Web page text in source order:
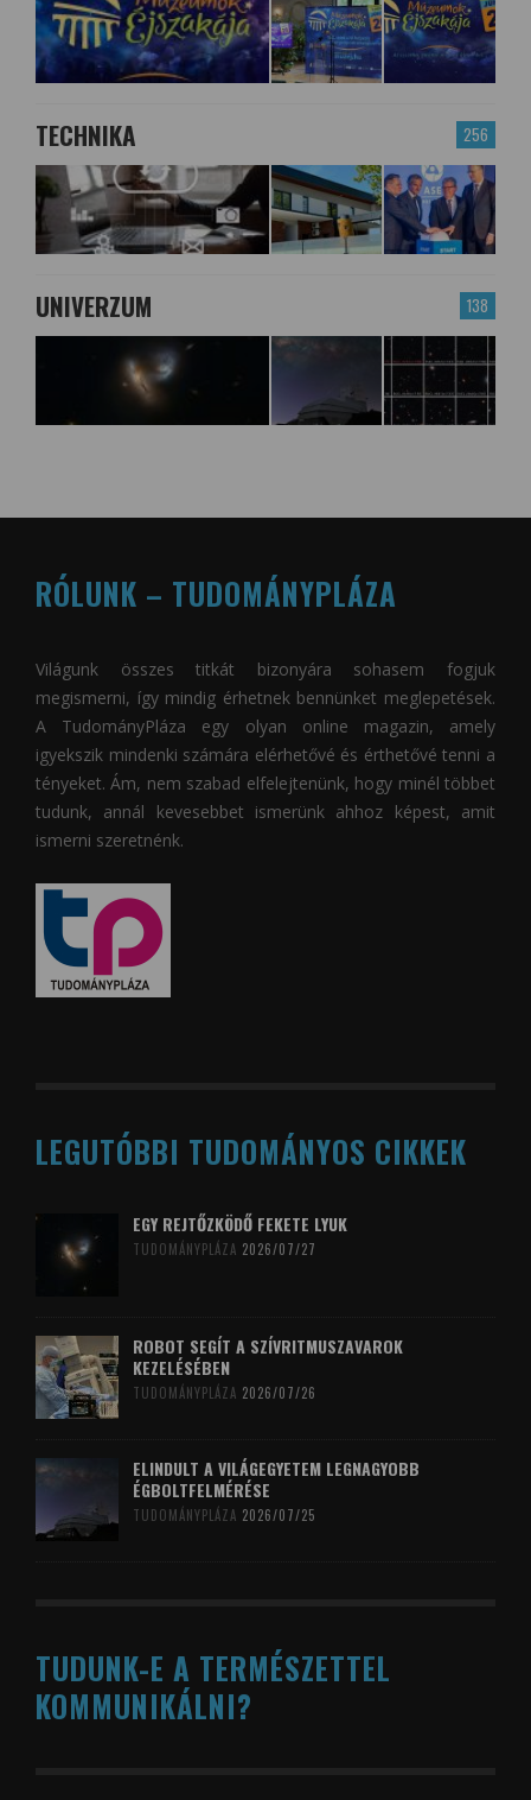
256
TECHNIKA
138
UNIVERZUM
RÓLUNK – TUDOMÁNYPLÁZA
Világunk összes titkát bizonyára sohasem fogjuk
megismerni, így mindig érhetnek bennünket meglepetések.
A TudományPláza egy olyan online magazin, amely
igyekszik mindenki számára elérhetővé és érthetővé tenni a
tényeket. Ám, nem szabad elfelejtenünk, hogy minél többet
tudunk, annál kevesebbet ismerünk ahhoz képest, amit
ismerni szeretnénk.
LEGUTÓBBI TUDOMÁNYOS CIKKEK
EGY REJTŐZKÖDŐ FEKETE LYUK
TUDOMÁNYPLÁZA 2026/07/27
ROBOT SEGÍT A SZÍVRITMUSZAVAROK
KEZELÉSÉBEN
TUDOMÁNYPLÁZA 2026/07/26
ELINDULT A VILÁGEGYETEM LEGNAGYOBB
ÉGBOLTFELMÉRÉSE
TUDOMÁNYPLÁZA 2026/07/25
TUDUNK-E A TERMÉSZETTEL
KOMMUNIKÁLNI?